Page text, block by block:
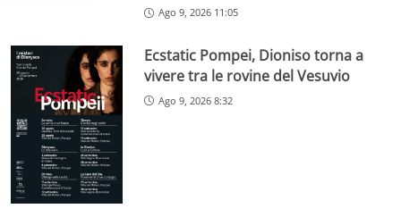
Ago 9, 2026 11:05
Ecstatic Pompei, Dioniso torna a
vivere tra le rovine del Vesuvio
Ago 9, 2026 8:32